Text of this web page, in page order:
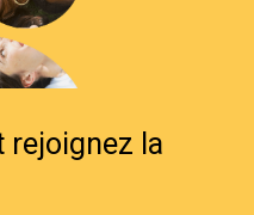
rejoignez la